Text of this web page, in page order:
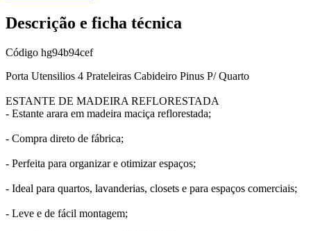
Descrição e ficha técnica
Código hg94b94cef
Porta Utensilios 4 Prateleiras Cabideiro Pinus P/ Quarto
ESTANTE DE MADEIRA REFLORESTADA
- Estante arara em madeira maciça reflorestada;
- Compra direto de fábrica;
- Perfeita para organizar e otimizar espaços;
- Ideal para quartos, lavanderias, closets e para espaços comerciais;
- Leve e de fácil montagem;